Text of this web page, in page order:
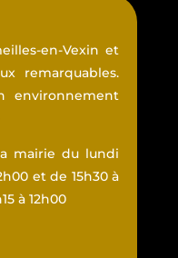
en-Vexin et
remarquables.
environnement
mairie du lundi
et de 15h30 à
à 12h00